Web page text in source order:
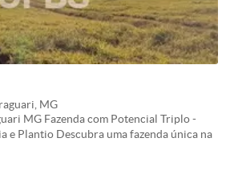
MG
MG Fazenda com Potencial Triplo -
e Plantio Descubra uma fazenda única na
agropecuária e excelente para plantio